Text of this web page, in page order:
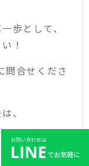
歩として、
！
問合せくださ
、